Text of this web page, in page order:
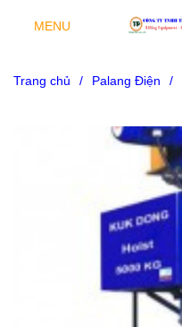
MENU
Trang chủ / Palang Điện /